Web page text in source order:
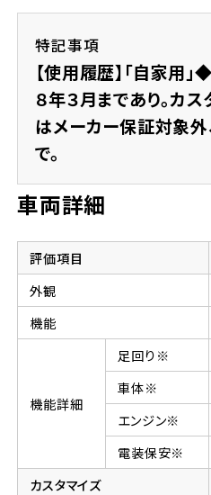
特記事項
【使用履歴】「自家用
８年３月まであり。カ
はメーカー保証対象外
で。
車両詳細
評価項目
外観
機能
機能詳細
足回り※
車体※
エンジン※
電装保安※
カスタマイズ